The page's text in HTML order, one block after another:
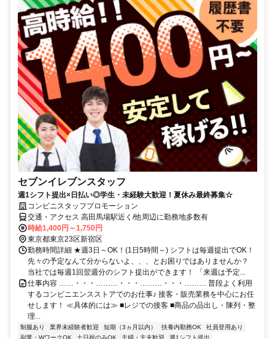
セブンイレブンスタッフ
週1シフト提出×日払い◎学生・未経験大歓迎！夏休み最終募集☆
コンビニスタッフプロモーション
交通・アクセス 高田馬場駅近く/他周辺に勤務地多数有
時給1,400円～1,750円
東京都東京23区新宿区
勤務時間詳細 ★週3日～OK！(1日5時間～) シフトは毎週提出でOK！
先々の予定なんて分からないよ、、、とお困りではありませんか？
当社では毎週1回翌週分のシフト提出ができます！ 「来週は予定...
仕事内容 ……・・・………・・・………・・・……… 普段よく利用
するコンビニエンスストアでのお仕事♪ 接客・販売業務を中心にお任
せします！ ≪具体的には≫ ■レジでの接客 ■商品の品出し・陳列・整
理...
制服あり 業界未経験者歓迎 短期（3ヵ月以内） 扶養内勤務OK
社員登用あり
副業・WワークOK
土日祝のみOK 主婦・主夫歓迎
週1シフト提出